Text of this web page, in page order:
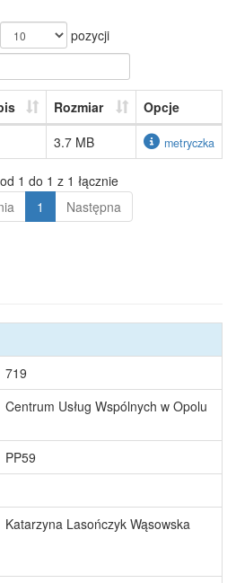
pozycji
Rozmiar
Opcje
3.7 MB metryczka
1 do 1 z 1 łącznie
1 Następna
719
Centrum Usług Wspólnych w Opolu
PP59
Katarzyna Lasończyk Wąsowska